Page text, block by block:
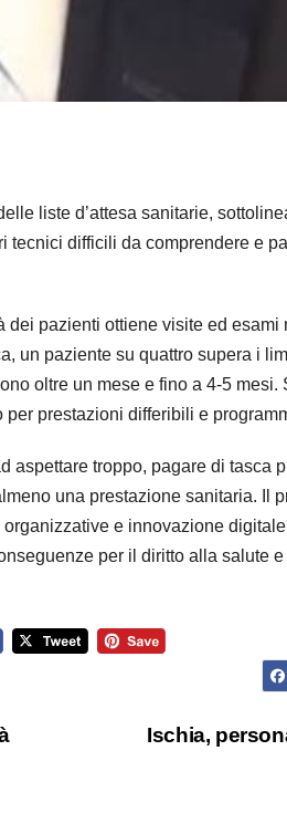
liste d’attesa sanitarie,
difficili da comprendere e
dei pazienti ottiene visite ed
un paziente su quattro supera i
oltre un mese e fino a 4-5
per prestazioni differibili e
aspettare troppo, pagare di tasca
una prestazione sanitaria. Il
e innovazione
per il diritto alla salute
Ischia,